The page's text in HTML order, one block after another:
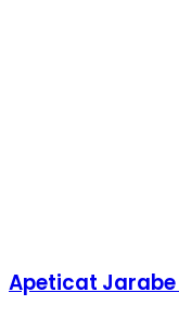
Apeticat Jarabe